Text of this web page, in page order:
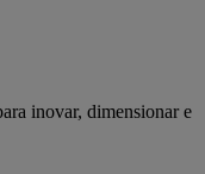
inovar, dimensionar e